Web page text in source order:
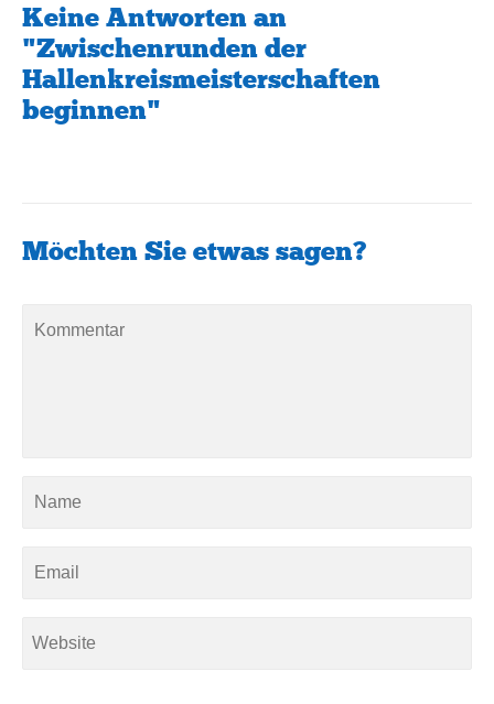
Keine Antworten an
"Zwischenrunden der
Hallenkreismeisterschaften
beginnen"
Möchten Sie etwas sagen?